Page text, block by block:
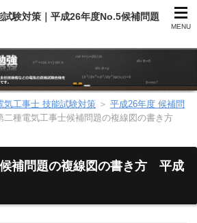
験対策｜平成26年度No.5候補問題
MENU
）
験）
気工事士 技能試験対策 ＞ 平成26年度 候補問
二種電気工事士候補問題の複線図の書き方
補問題の複線図の書き方 平成